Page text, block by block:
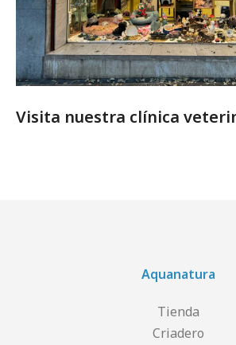
Visita nuestra clínica
Aquanatura
Tienda
Criadero